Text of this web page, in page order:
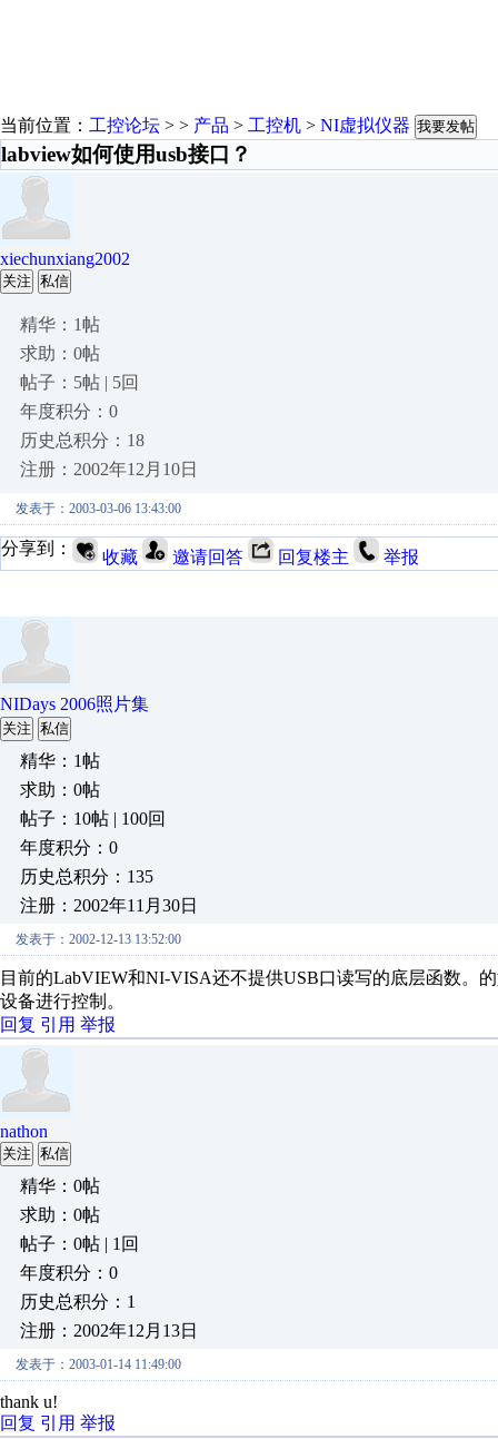
当前位置： 工控论坛 > > 产品 > 工控机 > NI虚拟仪器 我要发帖
labview如何使用usb接口？
xiechunxiang2002
关注 私信
精华：1帖
求助：0帖
帖子：5帖 | 5回
年度积分：0
历史总积分：18
注册：2002年12月10日
发表于：2003-03-06 13:43:00
分享到： 收藏 邀请回答 回复楼主 举报
NIDays 2006照片集
关注 私信
精华：1帖
求助：0帖
帖子：10帖 | 100回
年度积分：0
历史总积分：135
注册：2002年11月30日
发表于：2002-12-13 13:52:00
目前的LabVIEW和NI-VISA还不提供USB口读写的底层函数。
设备进行控制。
回复 引用 举报
nathon
关注 私信
精华：0帖
求助：0帖
帖子：0帖 | 1回
年度积分：0
历史总积分：1
注册：2002年12月13日
发表于：2003-01-14 11:49:00
thank u!
回复 引用 举报